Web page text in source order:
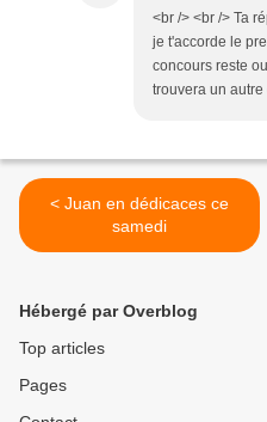
<br /> <br /> Ta
je t'accorde le
concours reste
trouvera un autre
< Juan en dédicaces ce
samedi
Hébergé par Overblog
Top articles
Pages